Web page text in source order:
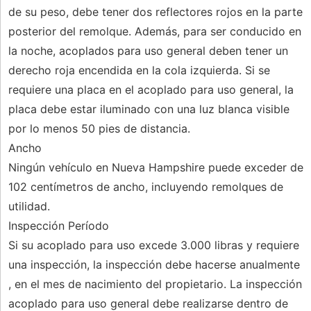
de su peso, debe tener dos reflectores rojos en la parte
posterior del remolque. Además, para ser conducido en
la noche, acoplados para uso general deben tener un
derecho roja encendida en la cola izquierda. Si se
requiere una placa en el acoplado para uso general, la
placa debe estar iluminado con una luz blanca visible
por lo menos 50 pies de distancia.
Ancho
Ningún vehículo en Nueva Hampshire puede exceder de
102 centímetros de ancho, incluyendo remolques de
utilidad.
Inspección Período
Si su acoplado para uso excede 3.000 libras y requiere
una inspección, la inspección debe hacerse anualmente
, en el mes de nacimiento del propietario. La inspección
acoplado para uso general debe realizarse dentro de